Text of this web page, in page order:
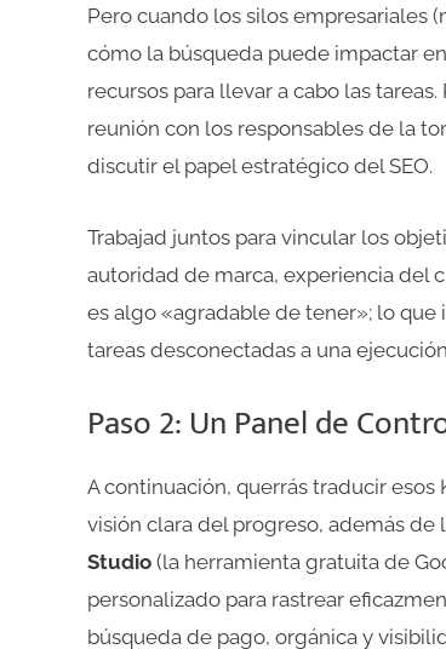
Pero cuando los silos empresariales
cómo la búsqueda puede impactar
recursos para llevar a cabo las
reunión con los responsables de la
discutir el papel estratégico del SEO.
Trabajad juntos para vincular los
autoridad de marca, experiencia del
es algo «agradable de tener»; lo que
tareas desconectadas a una
Paso 2: Un Panel de
A continuación, querrás traducir
visión clara del progreso, además
Studio (la herramienta gratuita de
personalizado para rastrear
búsqueda de pago, orgánica y